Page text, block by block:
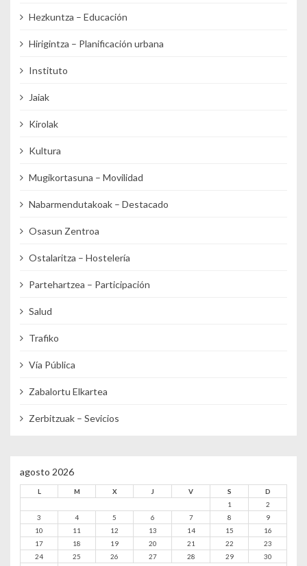
Hezkuntza – Educación
Hirigintza – Planificación urbana
Instituto
Jaiak
Kirolak
Kultura
Mugikortasuna – Movilidad
Nabarmendutakoak – Destacado
Osasun Zentroa
Ostalaritza – Hostelería
Partehartzea – Participación
Salud
Trafiko
Vía Pública
Zabalortu Elkartea
Zerbitzuak – Sevicios
agosto 2026
L M X J V S
D
1
2
3
4 5 6 7 8
9
10
11 12 13 14 15
16
17
18 19 20 21 22
23
24
25 26 27 28 29
30